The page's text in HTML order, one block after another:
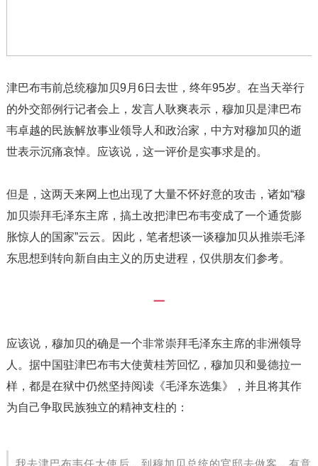
津巴布韦前总统穆加贝9月6日去世，终年95岁。在当天举行
的外交部例行记者会上，发言人耿爽表示，穆加贝是津巴布
韦卓越的民族解放事业领导人和政治家，中方对穆加贝的逝
世表示沉痛哀悼。应该说，这一评价是实事求是的。
但是，这两天来网上也出现了大量不怀好意的攻击，诸如“穆
加贝崇拜毛泽东主席，搞土改把津巴布韦变成了一个通货膨
胀惊人的国家”云云。因此，笔者想谈一谈穆加贝从推崇毛泽
东思想到转向新自由主义的历史进程，仅供朋友们参考。
一
应该说，穆加贝的确是一个非常崇拜毛泽东主席的非洲领导
人。据中国驻津巴布韦大使黄桂芳回忆，穆加贝和曼德拉一
样，都是在狱中仍然坚持阅读《毛泽东选集》，并且将其作
为自己争取民族独立的精神支柱的：